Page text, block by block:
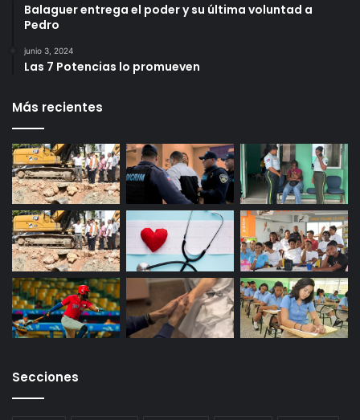
Balaguer entrega el poder y su última voluntad a
Pedro
junio 3, 2024
Las 7 Potencias lo promueven
Más recientes
Secciones